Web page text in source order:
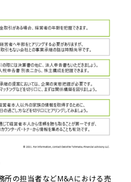
所の担当者などM&Aにおける売